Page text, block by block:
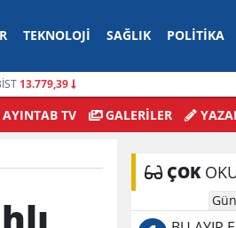
TEKNOLOJI SAĞLIK POLITIKA
13.779,39
Dikkat Çeken Olay: Yüklü
AYINTAB TV GALERİLER
ÇOK
Gün